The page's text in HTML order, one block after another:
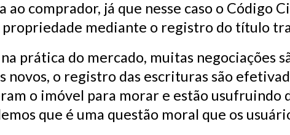
ao comprador, já que nesse caso o Código
propriedade mediante o registro do título
na prática do mercado, muitas
novos, o registro das escrituras são
o imóvel para morar e estão usufruindo
que é uma questão moral que os